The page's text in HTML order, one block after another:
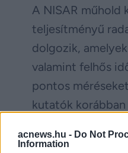
acnews.hu - Do Not
Information
A NISAR műhold
teljesítményű
dolgozik,
valamint felhős
pontos
kutatók
felszín változásait.